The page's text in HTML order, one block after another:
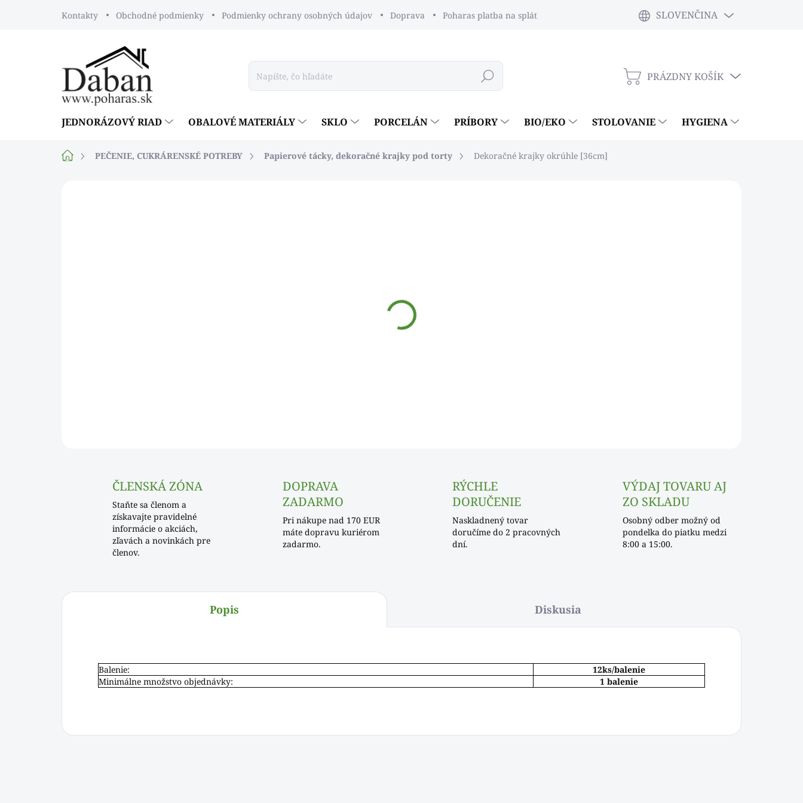
Kontakty Obchodné podmienky Podmienky ochrany osobných údajov Doprava Poharas platba na splátky SLOVENČINA
Hľadať NÁKUPNÝ
PRÁZDNY KOŠÍK
JEDNORÁZOVÝ RIAD OBALOVÉ MATERIÁLY SKLO PORCELÁN PRÍBORY BIO/EKO STOLOVANIE HYGIENA
DomovPEČENIE, CUKRÁRENSKÉ POTREBY Papierové tácky, dekoračné krajky pod torty Dekoračné krajky okrúhle [36cm]
ČLENSKÁ ZÓNA
Staňte sa členom a
získavajte pravidelné
informácie o akciách,
zľavách a novinkách pre
členov.
DOPRAVA
ZADARMO
Pri nákupe nad 170 EUR
máte dopravu kuriérom
zadarmo.
RÝCHLE
DORUČENIE
Naskladnený tovar
doručíme do 2 pracovných
dní.
VÝDAJ TOVARU AJ
ZO SKLADU
Osobný odber možný od
pondelka do piatku medzi
8:00 a 15:00.
Popis Diskusia
Balenie:
12ks/balenie
Minimálne množstvo objednávky:
1 balenie